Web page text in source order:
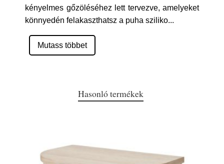
kényelmes gőzöléséhez lett tervezve, amelyeket
könnyedén felakaszthatsz a puha sziliko...
Mutass többet
Hasonló termékek